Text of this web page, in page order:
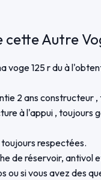
cette Autre
voge 125 r du à
2 ans constructeur ,
à l'appui , toujours
respectées.
de réservoir, antivol
ou si vous avez des